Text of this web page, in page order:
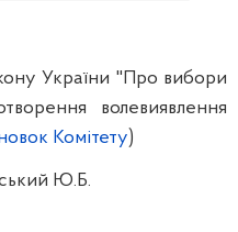
України "Про вибори
волевиявлення
Комітету)
Ю.Б.